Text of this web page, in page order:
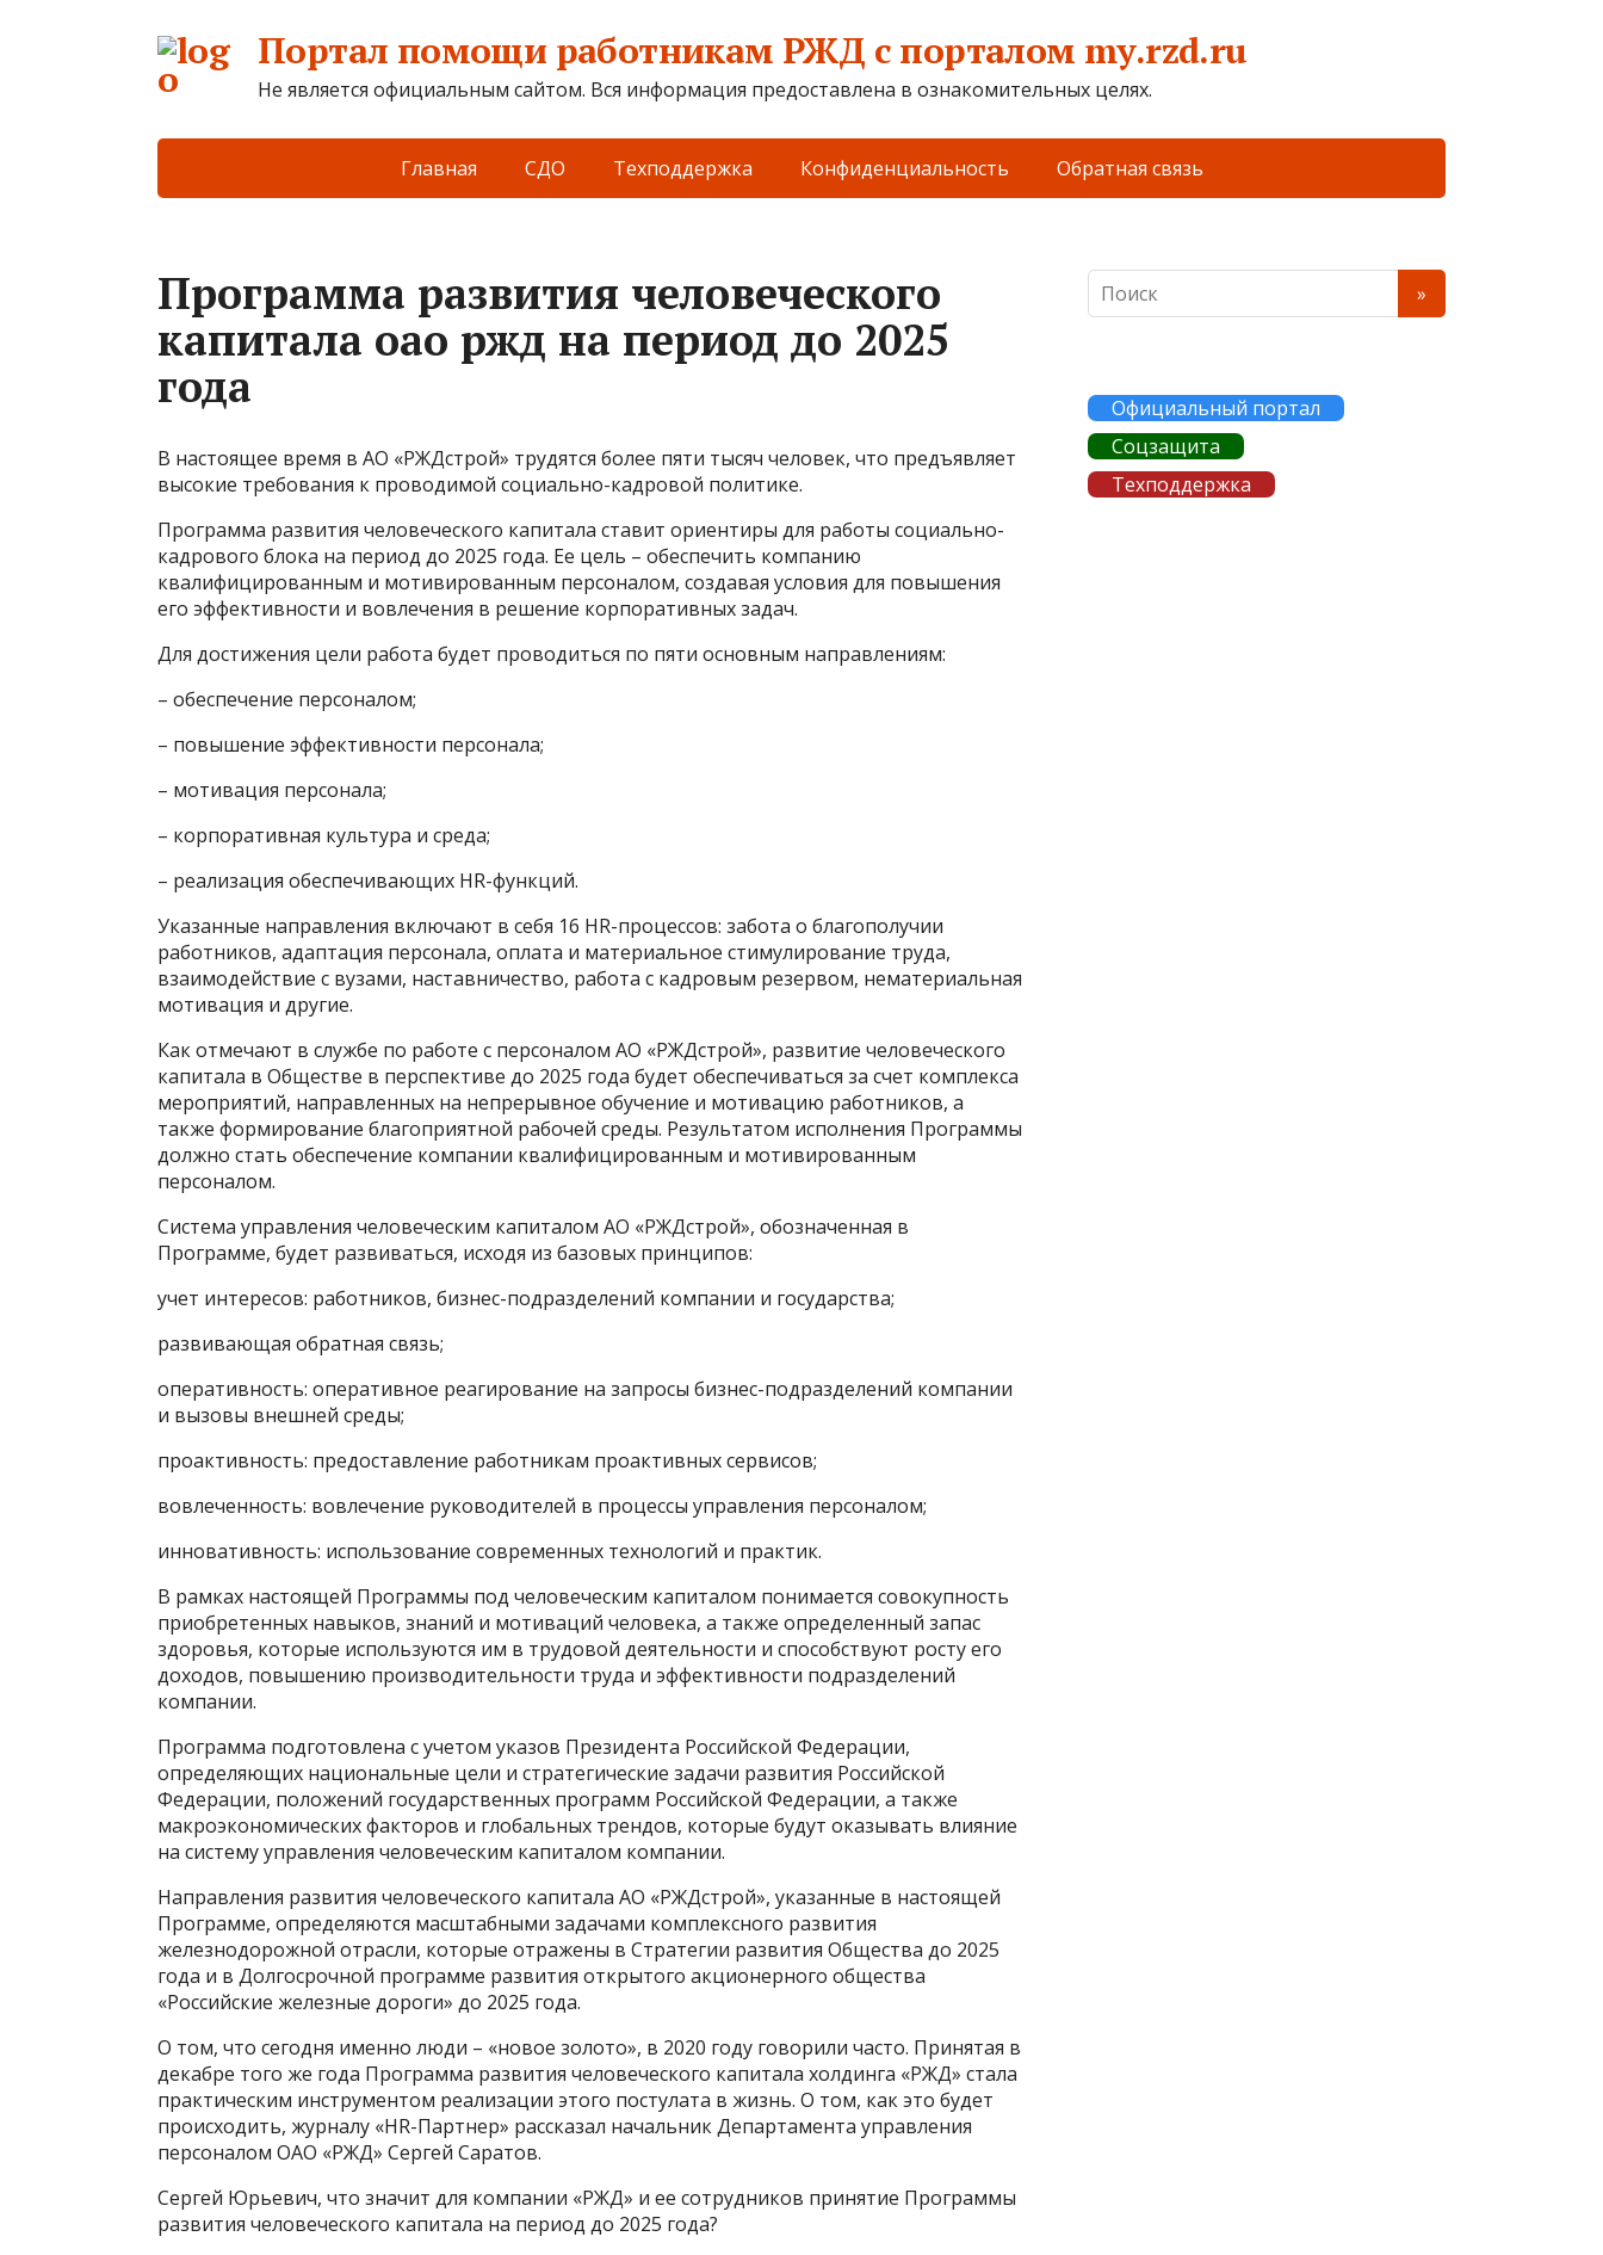
Портал помощи работникам РЖД с порталом my.rzd.ru
Не является официальным сайтом. Вся информация предоставлена в ознакомительных целях.
Главная СДО Техподдержка Конфиденциальность Обратная связь
Программа развития человеческого
капитала оао ржд на период до 2025
года
В настоящее время в АО «РЖДстрой» трудятся более пяти тысяч человек, что предъявляет
высокие требования к проводимой социально-кадровой политике.
Программа развития человеческого капитала ставит ориентиры для работы социально-
кадрового блока на период до 2025 года. Ее цель – обеспечить компанию
квалифицированным и мотивированным персоналом, создавая условия для повышения
его эффективности и вовлечения в решение корпоративных задач.
Для достижения цели работа будет проводиться по пяти основным направлениям:
– обеспечение персоналом;
– повышение эффективности персонала;
– мотивация персонала;
– корпоративная культура и среда;
– реализация обеспечивающих HR-функций.
Указанные направления включают в себя 16 HR-процессов: забота о благополучии
работников, адаптация персонала, оплата и материальное стимулирование труда,
взаимодействие с вузами, наставничество, работа с кадровым резервом, нематериальная
мотивация и другие.
Как отмечают в службе по работе с персоналом АО «РЖДстрой», развитие человеческого
капитала в Обществе в перспективе до 2025 года будет обеспечиваться за счет комплекса
мероприятий, направленных на непрерывное обучение и мотивацию работников, а
также формирование благоприятной рабочей среды. Результатом исполнения Программы
должно стать обеспечение компании квалифицированным и мотивированным
персоналом.
Система управления человеческим капиталом АО «РЖДстрой», обозначенная в
Программе, будет развиваться, исходя из базовых принципов:
учет интересов: работников, бизнес-подразделений компании и государства;
развивающая обратная связь;
оперативность: оперативное реагирование на запросы бизнес-подразделений компании
и вызовы внешней среды;
проактивность: предоставление работникам проактивных сервисов;
вовлеченность: вовлечение руководителей в процессы управления персоналом;
инновативность: использование современных технологий и практик.
В рамках настоящей Программы под человеческим капиталом понимается совокупность
приобретенных навыков, знаний и мотиваций человека, а также определенный запас
здоровья, которые используются им в трудовой деятельности и способствуют росту его
доходов, повышению производительности труда и эффективности подразделений
компании.
Программа подготовлена с учетом указов Президента Российской Федерации,
определяющих национальные цели и стратегические задачи развития Российской
Федерации, положений государственных программ Российской Федерации, а также
макроэкономических факторов и глобальных трендов, которые будут оказывать влияние
на систему управления человеческим капиталом компании.
Направления развития человеческого капитала АО «РЖДстрой», указанные в настоящей
Программе, определяются масштабными задачами комплексного развития
железнодорожной отрасли, которые отражены в Стратегии развития Общества до 2025
года и в Долгосрочной программе развития открытого акционерного общества
«Российские железные дороги» до 2025 года.
О том, что сегодня именно люди – «новое золото», в 2020 году говорили часто. Принятая в
декабре того же года Программа развития человеческого капитала холдинга «РЖД» стала
практическим инструментом реализации этого постулата в жизнь. О том, как это будет
происходить, журналу «HR-Партнер» рассказал начальник Департамента управления
персоналом ОАО «РЖД» Сергей Саратов.
Сергей Юрьевич, что значит для компании «РЖД» и ее сотрудников принятие Программы
развития человеческого капитала на период до 2025 года?
Официальный портал
Соцзащита
Техподдержка